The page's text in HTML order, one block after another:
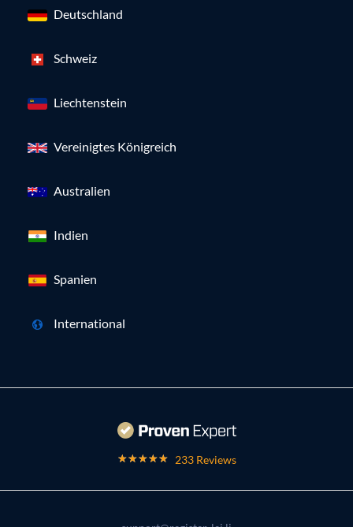
Deutschland
Schweiz
Liechtenstein
Vereinigtes Königreich
Australien
Indien
Spanien
International
233 Reviews